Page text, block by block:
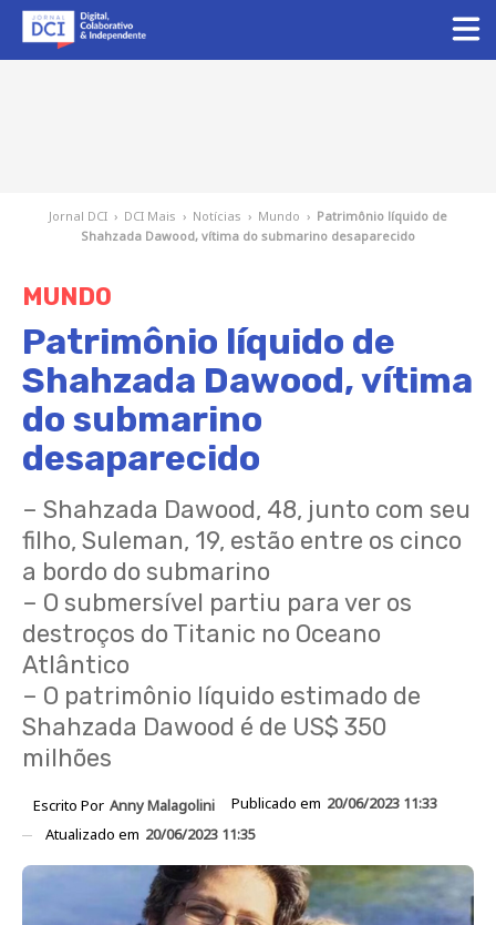
Jornal DCI › DCI Mais › Notícias › Mundo › Patrimônio líquido de
Shahzada Dawood, vítima do submarino desaparecido
MUNDO
Patrimônio líquido de
Shahzada Dawood, vítima
do submarino
desaparecido
– Shahzada Dawood, 48, junto com seu
filho, Suleman, 19, estão entre os cinco
a bordo do submarino
– O submersível partiu para ver os
destroços do Titanic no Oceano
Atlântico
– O patrimônio líquido estimado de
Shahzada Dawood é de US$ 350
milhões
Escrito Por Anny Malagolini Publicado em 20/06/2023 11:33
Atualizado em 20/06/2023 11:35